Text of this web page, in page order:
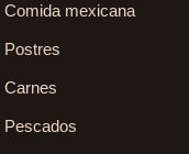
Comida mexicana
Postres
Carnes
Pescados